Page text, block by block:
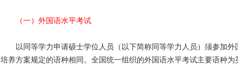
（一）外国语水平考试
以同等学力申请硕士学位人员（以下简称同等学力人员）须参加外
培养方案规定的语种相同。全国统一组织的外国语水平考试主要语种为